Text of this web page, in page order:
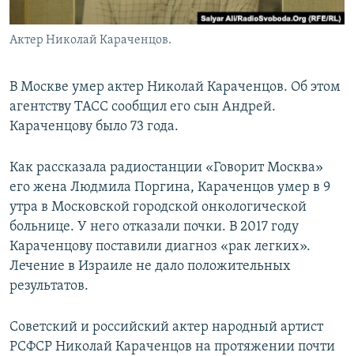
Актер Николай Караченцов.
В Москве умер актер Николай Караченцов. Об этом
агентству ТАСС сообщил его сын Андрей.
Караченцову было 73 года.
Как рассказала радиостанции «Говорит Москва»
его жена Людмила Поргина, Караченцов умер в 9
утра в Московской городской онкологической
больнице. У него отказали почки. В 2017 году
Караченцову поставили диагноз «рак легких».
Лечение в Израиле не дало положительных
результатов.
Советский и российский актер народный артист
РСФСР Николай Караченцов на протяжении почти